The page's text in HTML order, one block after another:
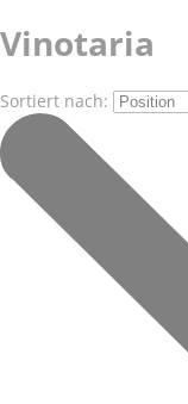
Vinotaria
Sortiert nach: